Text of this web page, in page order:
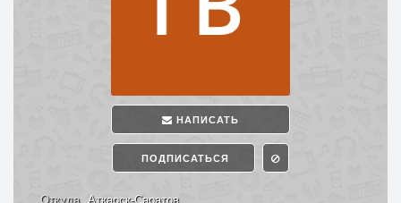
НАПИСАТЬ
ПОДПИСАТЬСЯ
Откуда Аткарск-Саратов